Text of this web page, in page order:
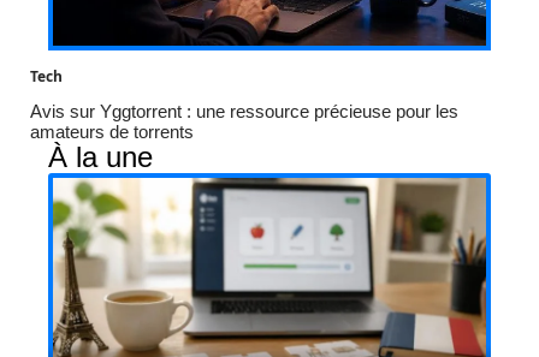
Tech
Avis sur Yggtorrent : une ressource précieuse pour les
amateurs de torrents
À la une